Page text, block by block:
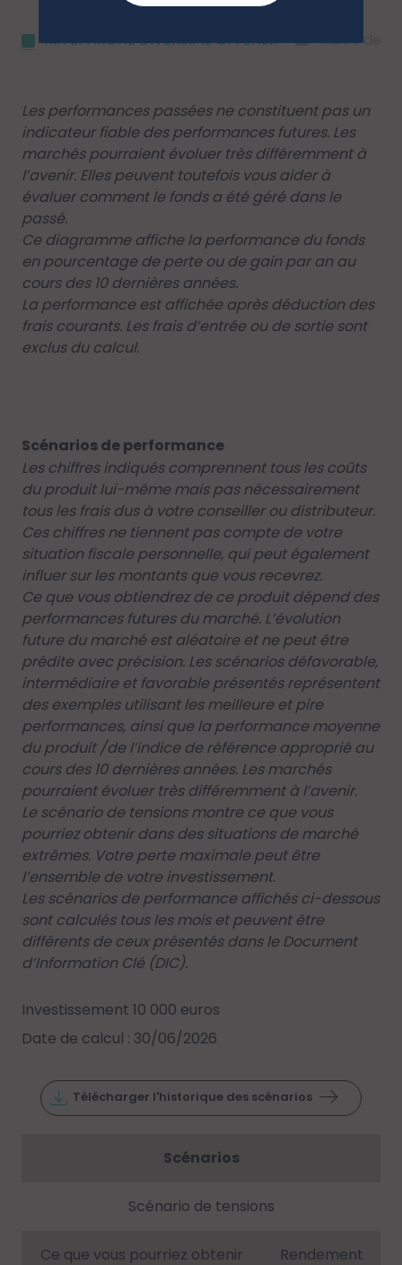
MH EPARGNE DIVERSIFIE OFFENSIF Indice de
Les performances passées ne constituent pas un
indicateur fiable des performances futures. Les
marchés pourraient évoluer très différemment à
l’avenir. Elles peuvent toutefois vous aider à
évaluer comment le fonds a été géré dans le
passé.
Ce diagramme affiche la performance du fonds
en pourcentage de perte ou de gain par an au
cours des 10 dernières années.
La performance est affichée après déduction des
frais courants. Les frais d’entrée ou de sortie sont
exclus du calcul.
Scénarios de performance
Les chiffres indiqués comprennent tous les coûts
du produit lui-même mais pas nécessairement
tous les frais dus à votre conseiller ou distributeur.
Ces chiffres ne tiennent pas compte de votre
situation fiscale personnelle, qui peut également
influer sur les montants que vous recevrez.
Ce que vous obtiendrez de ce produit dépend des
performances futures du marché. L’évolution
future du marché est aléatoire et ne peut être
prédite avec précision. Les scénarios défavorable,
intermédiaire et favorable présentés représentent
des exemples utilisant les meilleure et pire
performances, ainsi que la performance moyenne
du produit /de l’indice de référence approprié au
cours des 10 dernières années. Les marchés
pourraient évoluer très différemment à l’avenir.
Le scénario de tensions montre ce que vous
pourriez obtenir dans des situations de marché
extrêmes. Votre perte maximale peut être
l’ensemble de votre investissement.
Les scénarios de performance affichés ci-dessous
sont calculés tous les mois et peuvent être
différents de ceux présentés dans le Document
d’Information Clé (DIC).
Investissement 10 000 euros
Date de calcul : 30/06/2026
Télécharger l'historique des scénarios
Scénarios
Scénario de tensions
Ce que vous pourriez obtenir Rendement